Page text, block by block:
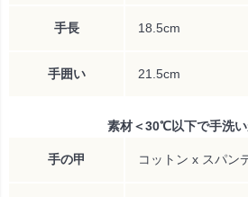
手長 18.5cm
手囲い 21.5cm
素材＜30℃以下で手洗い
手の甲 コットン x スパン